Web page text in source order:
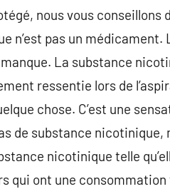
nous vous conseillons
n’est pas un médicament.
La substance
ressentie lors de
chose. C’est une
de substance
nicotinique telle
qui ont une